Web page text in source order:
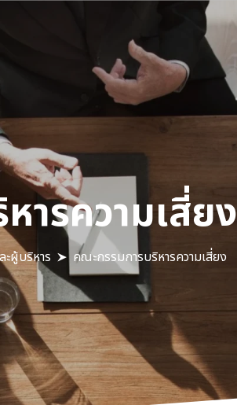
ารความเสี่ยง
ผู้บริหาร คณะกรรมการบริหารความเสี่ยง